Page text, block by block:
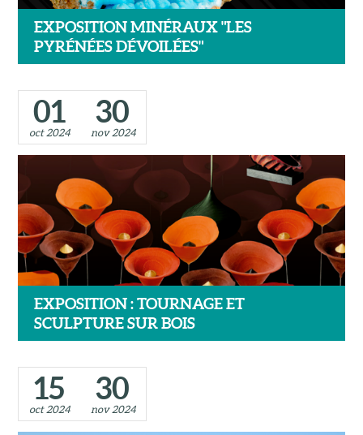
EXPOSITION MINÉRAUX "LES
PYRÉNÉES DÉVOILÉES"
01
oct 2024
30
nov 2024
EXPOSITION : TOURNAGE ET
SCULPTURE SUR BOIS
15
oct 2024
30
nov 2024